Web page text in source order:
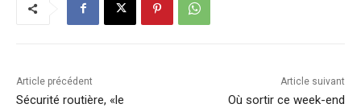
Article précédent
Sécurité routière, «le
Article suivant
Où sortir ce week-end